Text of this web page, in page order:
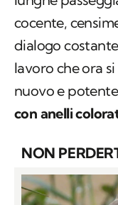
cocente,
dialogo
lavoro che ora
nuovo e
con anelli
NON